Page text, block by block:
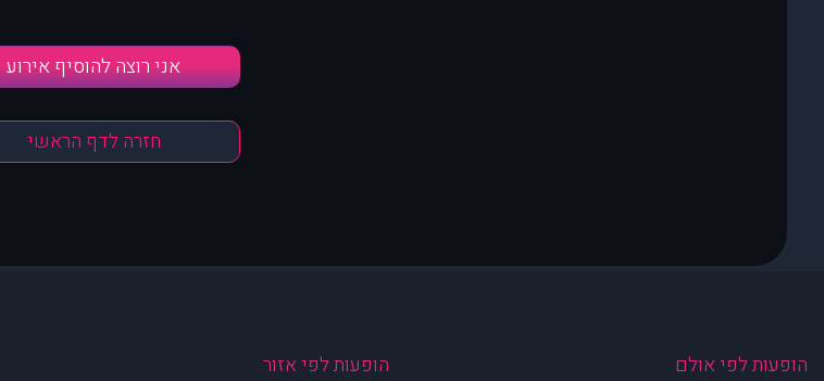
אני רוצה להוסיף אירוע
חזרה לדף הראשי
הופעות לפי אולם הופעות לפי אזור